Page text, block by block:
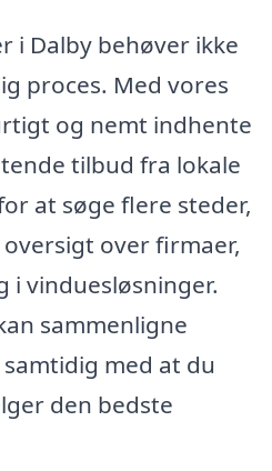
i Dalby behøver ikke
proces. Med vores
og nemt indhente
tilbud fra lokale
at søge flere steder,
over firmaer,
i vinduesløsninger.
sammenligne
med at du
den bedste